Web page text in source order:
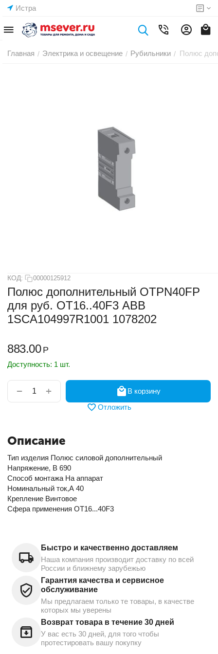
Истра
Главная / Электрика и освещение / Рубильники / Полюс
КОД: 00000125912
Полюс дополнительный OTPN40FP
для руб. OT16..40F3 АВВ
1SCA104997R1001 1078202
883.00 Р
Доступность: 1 шт.
+
−
В корзину
Отложить
Описание
Тип изделия Полюс силовой дополнительный
Напряжение, В 690
Способ монтажа На аппарат
Номинальный ток,А 40
Крепление Винтовое
Сфера применения OT16...40F3
Быстро и качественно доставляем
Наша компания производит доставку по всей
России и ближнему зарубежью
Гарантия качества и сервисное
обслуживание
Мы предлагаем только те товары, в качестве
которых мы уверены
Возврат товара в течение 30 дней
У вас есть 30 дней, для того чтобы
протестировать вашу покупку